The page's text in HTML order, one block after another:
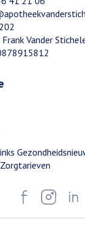
Frank Vander
Zorgtarieven